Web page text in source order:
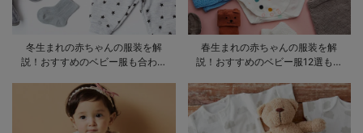
冬生まれの赤ちゃんの服装を解
説！おすすめのベビー服も合わせ
春生まれの赤ちゃんの服装を解
説！おすすめのベビー服12選も合